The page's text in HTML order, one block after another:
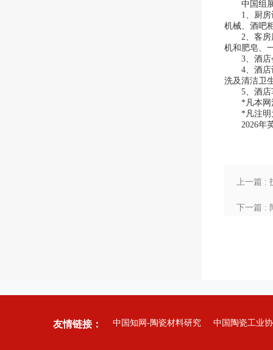
中国组展
1、厨房设
机械、酒吧
2、客房用
机和肥皂、
3、酒店会
4、酒店设
洗及清洁卫
5、酒店车
*凡本网注
*凡注明为
2026年英
上一篇 :
下一篇 :
友情链接： 中国知网-陶瓷材料研究 中国陶瓷工业